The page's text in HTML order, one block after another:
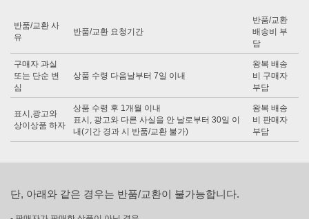
반품/교환 사
유
반품/교환 요청기간
반품/교환
배송비 부
담
구매자 과실
또는 단순 변
심
상품 수령 다음날부터 7일 이내
왕복 배송
비 구매자
부담
표시,광고와
상이상품 하자
상품 수령 후 1개월 이내
표시, 광고와 다른 사실을 안 날로부터 30일 이
내(기간 경과 시 반품/교환 불가)
왕복 배송
비 판매자
부담
단, 아래와 같은 경우는 반품/교환이 불가능합니다.